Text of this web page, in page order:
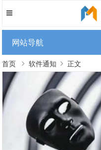
网站导航
首页 软件通知 正文